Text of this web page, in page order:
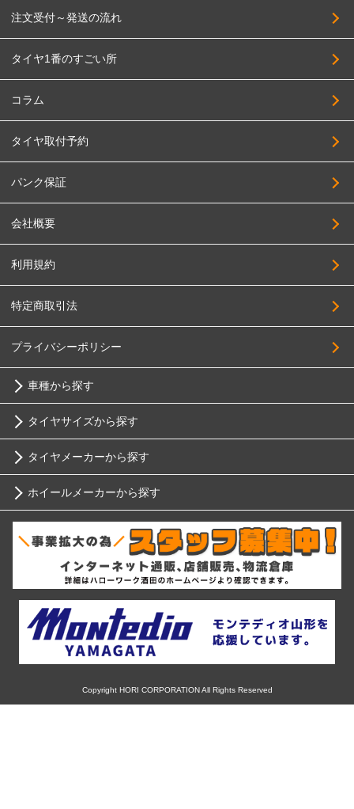
注文受付～発送の流れ
タイヤ1番のすごい所
コラム
タイヤ取付予約
パンク保証
会社概要
利用規約
特定商取引法
プライバシーポリシー
車種から探す
トヨタ
ニッサン
スバル
マツダ
ミツビシ
タイヤサイズから探す
10インチ
12インチ
14インチ
15インチ
タイヤメーカーから探す
ブリヂストン
ミシュラン
ヨコハマ
ダンロップ
ホイールメーカーから探す
RIH
Advanti Racing
Copyright HORI CORPORATION All Rights Reserved